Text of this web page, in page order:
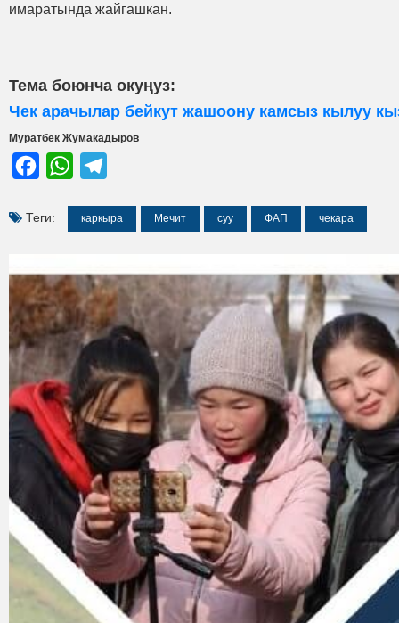
имаратында жайгашкан.
Тема боюнча окуңуз:
Чек арачылар бейкут жашоону камсыз кылуу
Муратбек Жумакадыров
FacebookWhatsApp
Теги: каркыра Мечит суу ФАП чекара